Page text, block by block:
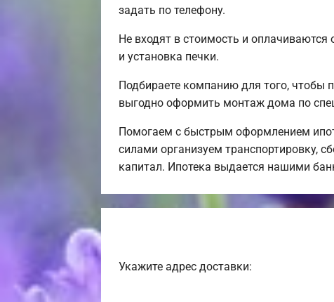
задать по телефону.
Не входят в стоимость и оплачиваются
и установка печки.
Подбираете компанию для того, чтобы
выгодно оформить монтаж дома по
Помогаем с быстрым оформлением
силами организуем транспортировку,
капитал. Ипотека выдается нашими
Укажите адрес доставки: